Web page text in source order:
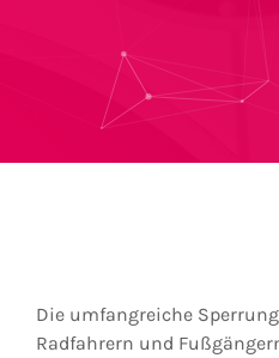
Die umfangreiche
Radfahrern und